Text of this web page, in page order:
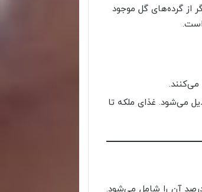
از گرده‌های گل موجود
تبدیل می‌شود. غذای ملکه تا